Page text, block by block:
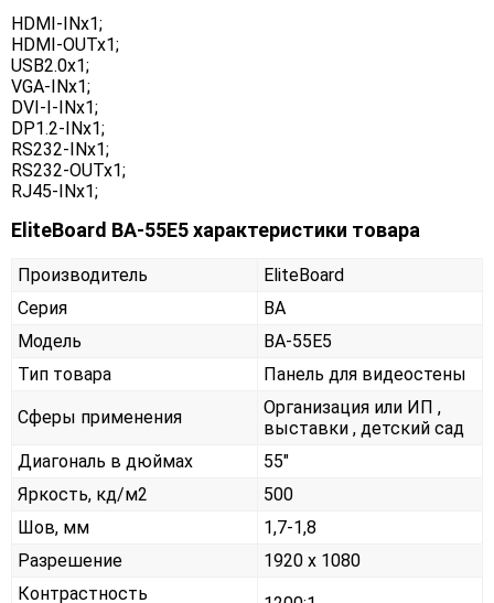
HDMI-INx1;
HDMI-OUTx1;
USB2.0x1;
VGA-INx1;
DVI-I-INx1;
DP1.2-INx1;
RS232-INx1;
RS232-OUTx1;
RJ45-INx1;
EliteBoard BA-55E5 характеристики товара
Производитель
EliteBoard
Серия
BA
Модель
BA-55E5
Тип товара
Панель для видеостены
Сферы применения
Организация или ИП ,
выставки , детский сад
Диагональ в дюймах
55"
Яркость, кд/м2
500
Шов, мм
1,7-1,8
Разрешение
1920 x 1080
Контрастность